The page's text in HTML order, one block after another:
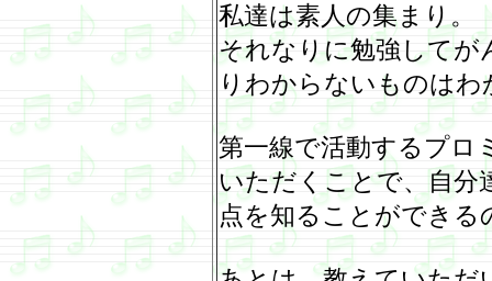
私達は素人の集まり。
それなりに勉強してが
りわからないものはわ
第一線で活動するプロ
いただくことで、自分
点を知ることができ